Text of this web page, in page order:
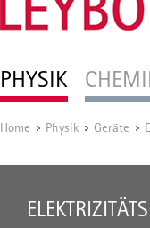
PHYSIK
Home / Physik / Geräte /